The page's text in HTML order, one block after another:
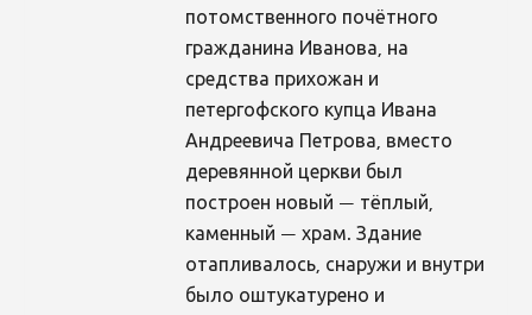
потомственного почётного
гражданина Иванова, на
средства прихожан и
петергофского купца Ивана
Андреевича Петрова, вместо
деревянной церкви был
построен новый — тёплый,
каменный — храм. Здание
отапливалось, снаружи и внутри
было оштукатурено и